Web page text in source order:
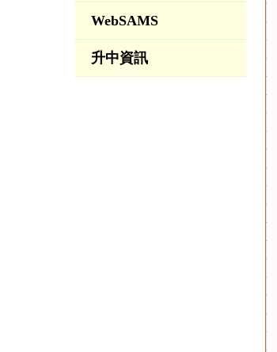
WebSAMS
升中資訊